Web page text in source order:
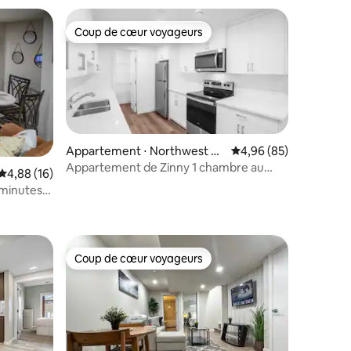
: 4,93 sur 5
moyenne sur la base de 16 commentaires : 4,88 sur 5
4,88 (16)
Coup de cœur voyageurs
Coup de cœur voyageurs
Appartement ⋅ Northwest C
algary
Évaluation moyenne
4,96 (85)
Appartement de Zinny 1 chambre au
Coup de cœur voyageurs
Coup de cœur voyageurs